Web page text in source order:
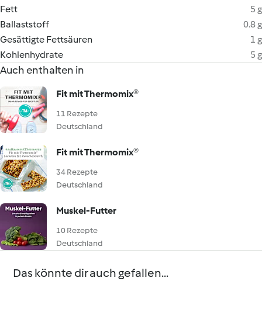
Fett
5 g
Ballaststoff
0.8 g
Gesättigte Fettsäuren
1 g
Kohlenhydrate
5 g
Auch enthalten in
Fit mit Thermomix®
11 Rezepte
Deutschland
Fit mit Thermomix®
34 Rezepte
Deutschland
Muskel-Futter
10 Rezepte
Deutschland
Das könnte dir auch gefallen...